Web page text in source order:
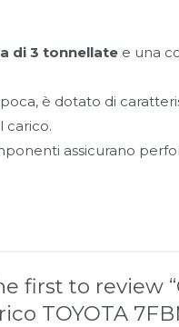
di 3 tonnellate e una
è dotato di
carico.
assicurano
first to review
TOYOTA